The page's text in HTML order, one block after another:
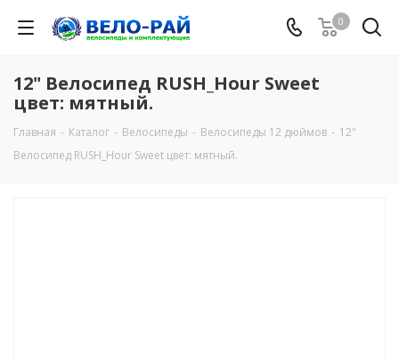
0
12" Велосипед RUSH_Hour Sweet
цвет: мятный.
Главная - Каталог - Велосипеды - Велосипеды 12 дюймов - 12"
Велосипед RUSH_Hour Sweet цвет: мятный.